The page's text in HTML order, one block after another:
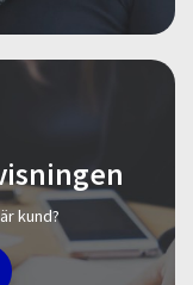
kund?